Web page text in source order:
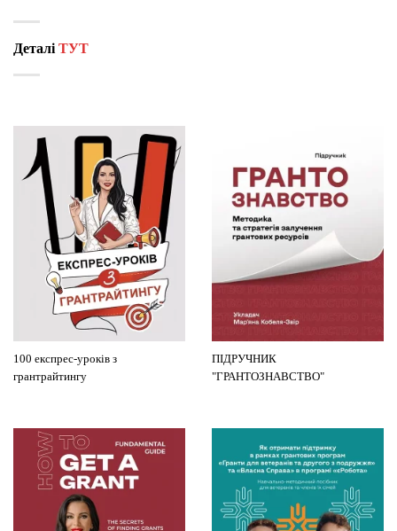
Деталі ТУТ
100 експрес-уроків з
грантрайтингу
ПІДРУЧНИК
"ГРАНТОЗНАВСТВО"